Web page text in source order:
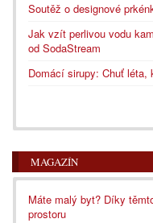
Soutěž o designové
Jak vzít perlivou vodu
od SodaStream
Domácí sirupy: Chuť
MAGAZÍN
Máte malý byt? Díky
prostoru